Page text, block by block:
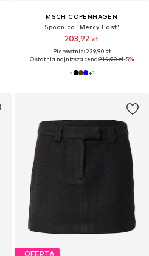
MSCH COPENHAGEN
Spódnica 'Mercy East'
203,92 zł
Pierwotnie: 239,90 zł
Ostatnia najniższa cena:214,90 zł-5%
+1
OFERTA